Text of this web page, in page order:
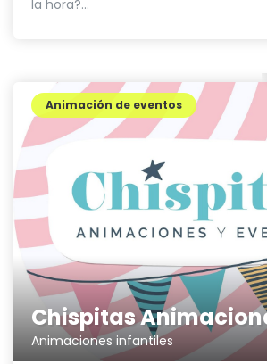
la hora?...
Animaciones infantiles
Animación de eventos